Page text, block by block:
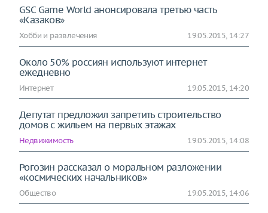
GSC Game World анонсировала третью часть
«Казаков»
Хобби и развлечения 19.05.2015, 14:27
Около 50% россиян используют интернет
ежедневно
Интернет 19.05.2015, 14:20
Депутат предложил запретить строительство
домов с жильем на первых этажах
Недвижимость 19.05.2015, 14:08
Рогозин рассказал о моральном разложении
«космических начальников»
Общество 19.05.2015, 14:06